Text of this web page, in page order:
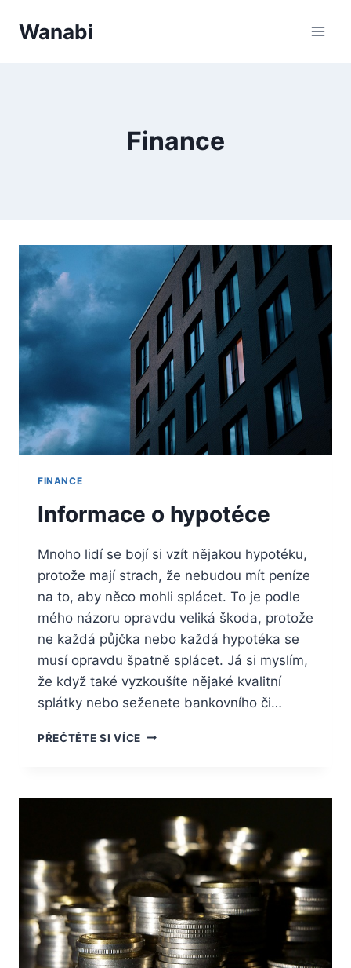
Wanabi
Finance
FINANCE
Informace o hypotéce
Mnoho lidí se bojí si vzít nějakou hypotéku,
protože mají strach, že nebudou mít peníze
na to, aby něco mohli splácet. To je podle
mého názoru opravdu veliká škoda, protože
ne každá půjčka nebo každá hypotéka se
musí opravdu špatně splácet. Já si myslím,
že když také vyzkoušíte nějaké kvalitní
splátky nebo seženete bankovního či…
PŘEČTĚTE SI VÍCEINFORMACE